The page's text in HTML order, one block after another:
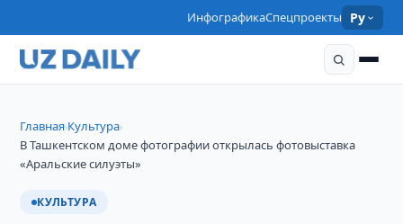
ИнфографикаСпецпроекты Ру
Главная›Культура›
В Ташкентском доме фотографии открылась фотовыставка
«Аральские силуэты»
КУЛЬТУРА